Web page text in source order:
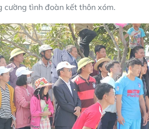
cường tình đoàn kết thôn xóm.